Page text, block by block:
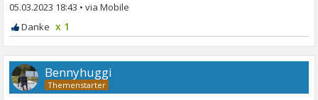
05.03.2023 18:43 •
x 1
Bennyhuggi